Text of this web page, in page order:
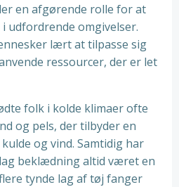
en afgørende rolle for at
udfordrende omgivelser.
lært at tilpasse sig
ressourcer, der er let
folk i kolde klimaer ofte
og pels, der tilbyder en
og vind. Samtidig har
beklædning altid været en
tynde lag af tøj fanger